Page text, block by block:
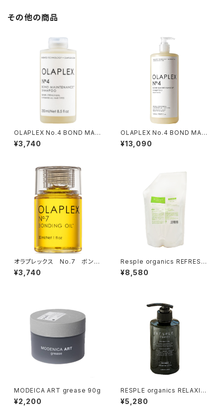
その他の商品
OLAPLEX No.4 BOND MAIN
TENANCE SHAMPOO 250m
l¥3,740
OLAPLEX No.4 BOND MAIN
TENANCE SHAMPOO 1000
ml
¥13,090
オラプレックス No.7 ボンデ
ィングオイル 30ｍｌ（ヘアオイ
ル）
¥3,740
Resple organics REFRESH
SHAMPOO 800ml 詰替え
¥8,580
MODEICA ART grease 90g
¥2,200
RESPLE organics RELAXIN
G TREATMENT 400g
¥5,280